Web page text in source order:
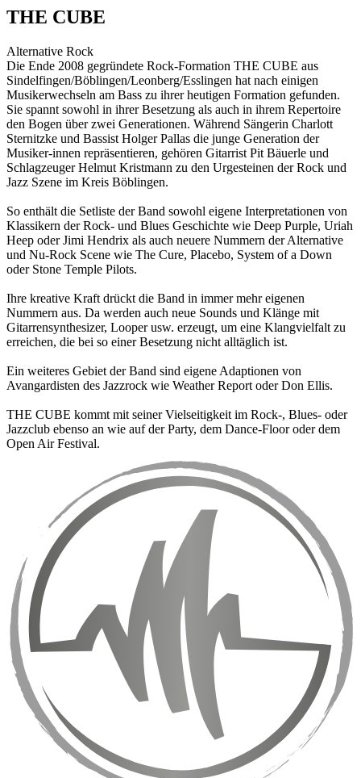
THE CUBE
Alternative Rock
Die Ende 2008 gegründete Rock-Formation THE CUBE aus
Sindelfingen/Böblingen/Leonberg/Esslingen hat nach einigen
Musikerwechseln am Bass zu ihrer heutigen Formation gefunden.
Sie spannt sowohl in ihrer Besetzung als auch in ihrem Repertoire
den Bogen über zwei Generationen. Während Sängerin Charlott
Sternitzke und Bassist Holger Pallas die junge Generation der
Musiker-innen repräsentieren, gehören Gitarrist Pit Bäuerle und
Schlagzeuger Helmut Kristmann zu den Urgesteinen der Rock und
Jazz Szene im Kreis Böblingen.
So enthält die Setliste der Band sowohl eigene Interpretationen von
Klassikern der Rock- und Blues Geschichte wie Deep Purple, Uriah
Heep oder Jimi Hendrix als auch neuere Nummern der Alternative
und Nu-Rock Scene wie The Cure, Placebo, System of a Down
oder Stone Temple Pilots.
Ihre kreative Kraft drückt die Band in immer mehr eigenen
Nummern aus. Da werden auch neue Sounds und Klänge mit
Gitarrensynthesizer, Looper usw. erzeugt, um eine Klangvielfalt zu
erreichen, die bei so einer Besetzung nicht alltäglich ist.
Ein weiteres Gebiet der Band sind eigene Adaptionen von
Avangardisten des Jazzrock wie Weather Report oder Don Ellis.
THE CUBE kommt mit seiner Vielseitigkeit im Rock-, Blues- oder
Jazzclub ebenso an wie auf der Party, dem Dance-Floor oder dem
Open Air Festival.